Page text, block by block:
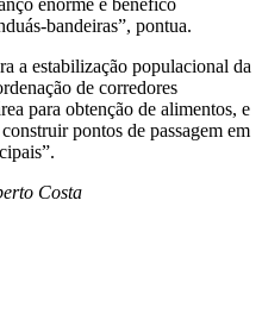
enorme e benéfico
bandeiras”, pontua.
a estabilização populacional da
de corredores
para obtenção de alimentos, e
pontos de passagem em
Costa